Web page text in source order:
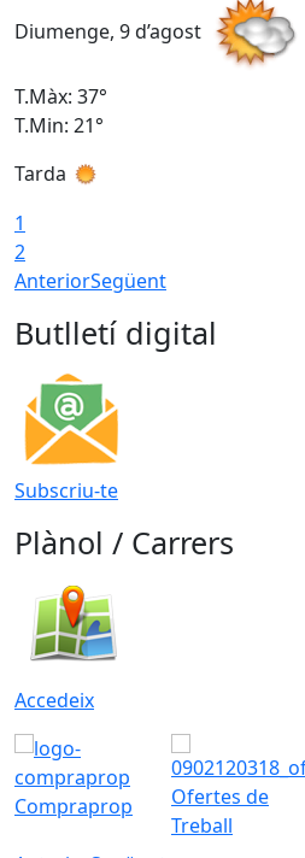
Diumenge, 9 d’agost
T.Màx: 37°
T.Min: 21°
Tarda
1
2
AnteriorSegüent
Butlletí digital
Subscriu-te
Plànol / Carrers
Accedeix
Compraprop
Ofertes de
Treball